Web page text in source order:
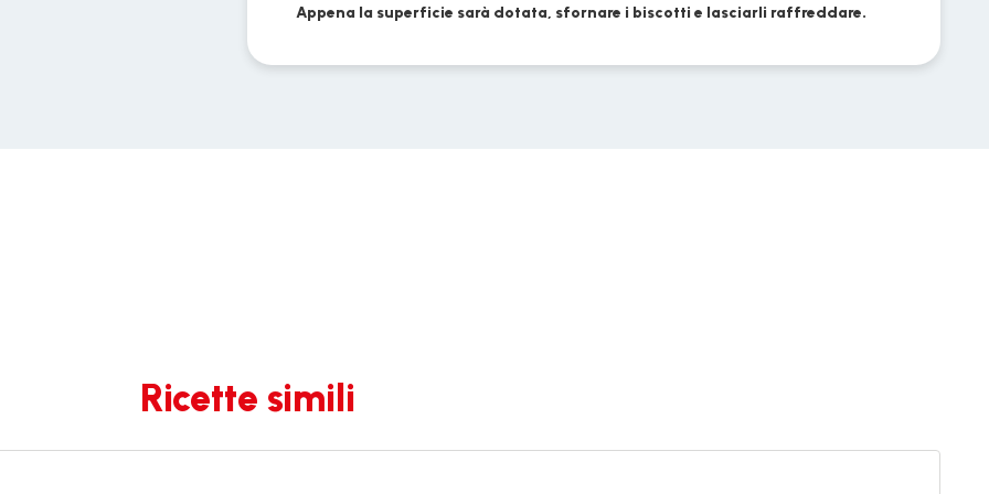
Appena la superficie sarà dotata, sfornare i biscotti e lasciarli raffreddare.
Ricette simili